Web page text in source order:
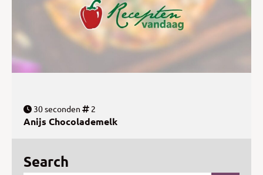
30 seconden 2
Anijs Chocolademelk
Search